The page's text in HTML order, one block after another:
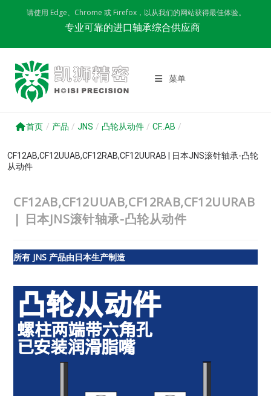
请使用 Edge、Chrome 或 Firefox，以从我们的网站获得最佳体验。
专业可靠的进口轴承综合供应商
菜单
首页 / 产品 / JNS / 凸轮从动件 / CF..AB /
CF12AB,CF12UUAB,CF12RAB,CF12UURAB | 日本JNS滚针轴承-凸轮
从动件
CF12AB,CF12UUAB,CF12RAB,CF12UURAB
| 日本JNS滚针轴承-凸轮从动件
所有 JNS 产品由日本生产制造